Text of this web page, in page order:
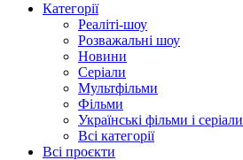
Категорії
Реаліті-шоу
Розважальні шоу
Новини
Серіали
Мультфільми
Фільми
Українські фільми і серіали
Всі категорії
Всі проєкти